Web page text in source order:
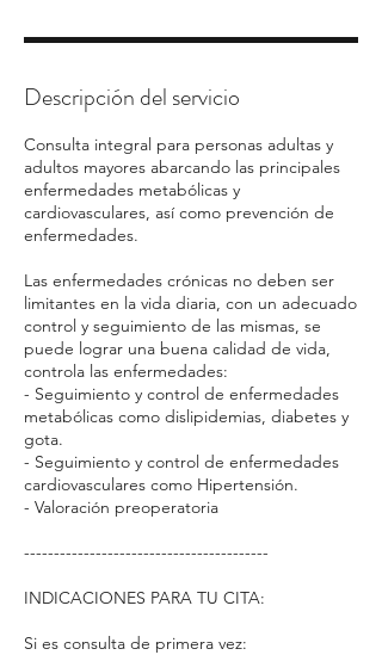
Descripción del servicio
Consulta integral para personas adultas y
adultos mayores abarcando las principales
enfermedades metabólicas y
cardiovasculares, así como prevención de
enfermedades.
Las enfermedades crónicas no deben ser
limitantes en la vida diaria, con un adecuado
control y seguimiento de las mismas, se
puede lograr una buena calidad de vida,
controla las enfermedades:
- Seguimiento y control de enfermedades
metabólicas como dislipidemias, diabetes y
gota.
- Seguimiento y control de enfermedades
cardiovasculares como Hipertensión.
- Valoración preoperatoria
-----------------------------------------
INDICACIONES PARA TU CITA:
Si es consulta de primera vez: